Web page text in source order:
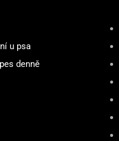
u psa
denně